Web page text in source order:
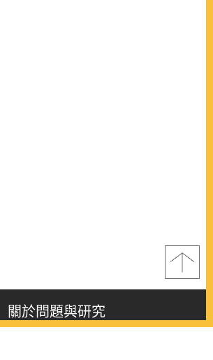
關於問題與研究
About this journal